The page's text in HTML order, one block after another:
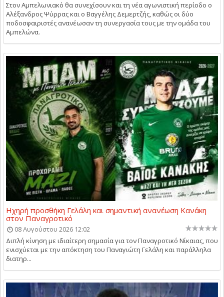
Στον Αμπελωνιακό θα συνεχίσουν και τη νέα αγωνιστική περίοδο ο
Αλέξανδρος Ψύρρας και ο Βαγγέλης Δεμερτζής, καθώς οι δύο
ποδοσφαιριστές ανανέωσαν τη συνεργασία τους με την ομάδα του
Αμπελώνα.
Ηχηρή προσθήκη Γελάλη και σημαντική ανανέωση Κανάκη
στον Παναγροτικό
08 Αυγούστου 2026 12:02
Διπλή κίνηση με ιδιαίτερη σημασία για τον Παναγροτικό Νίκαιας, που
ενισχύεται με την απόκτηση του Παναγιώτη Γελάλη και παράλληλα
διατηρ...